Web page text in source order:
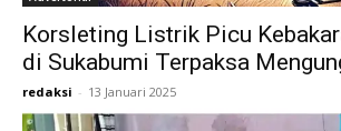
Korsleting Listrik Picu
di Sukabumi Terpaksa
redaksi - 13 Januari 2025